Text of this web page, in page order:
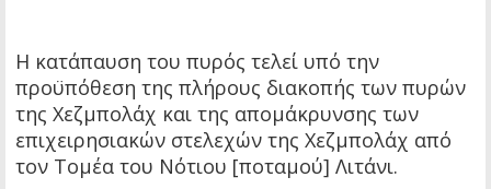
Η κατάπαυση του πυρός τελεί υπό την
προϋπόθεση της πλήρους διακοπής των πυρών
της Χεζμπολάχ και της απομάκρυνσης των
επιχειρησιακών στελεχών της Χεζμπολάχ από
τον Τομέα του Νότιου [ποταμού] Λιτάνι.